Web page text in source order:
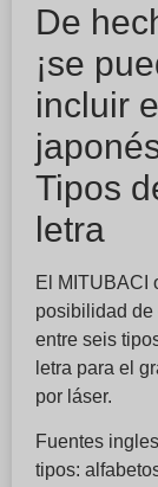
De
¡se
incluir
Tipos
letra
El MITUBACI
posibilidad de
entre seis
letra para el
por láser.
Fuentes
tipos: